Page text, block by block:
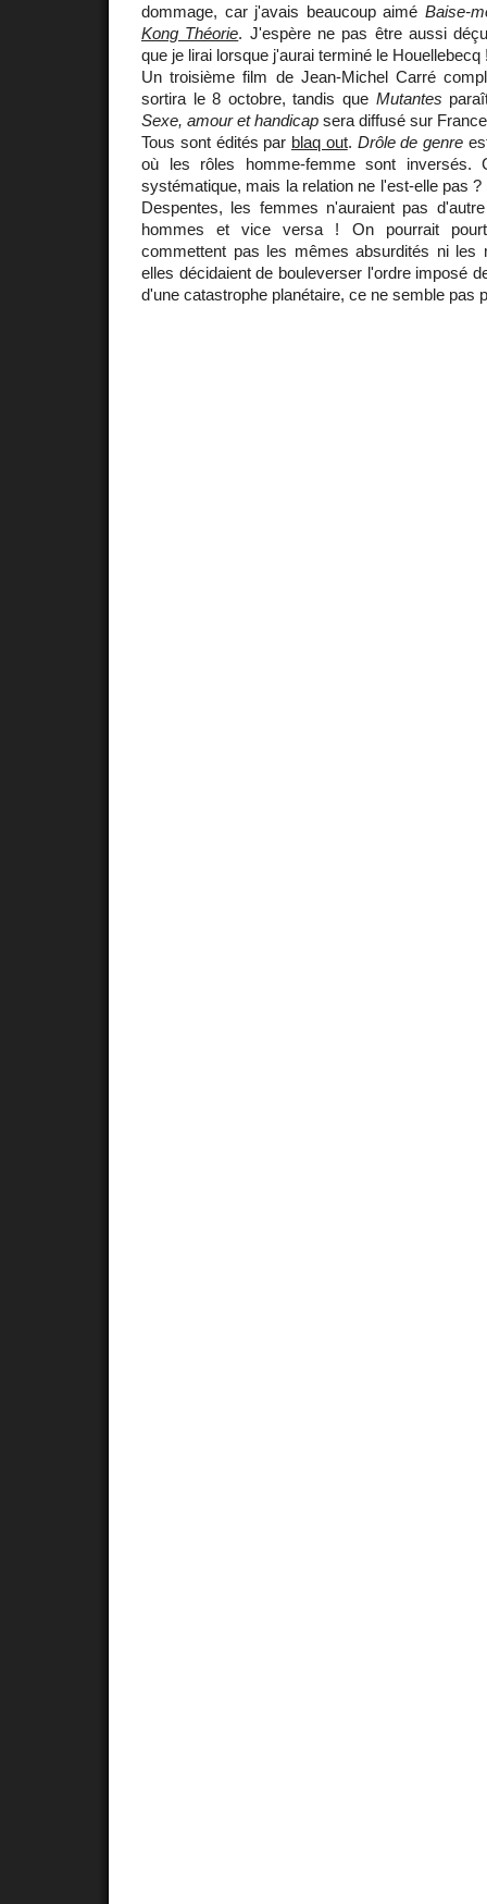
dommage, car j'avais beaucoup aimé Baise-
Kong Théorie. J'espère ne pas être aussi
que je lirai lorsque j'aurai terminé le Houellebecq
Un troisième film de Jean-Michel Carré
sortira le 8 octobre, tandis que Mutantes
Sexe, amour et handicap sera diffusé sur
Tous sont édités par blaq out. Drôle de genre
où les rôles homme-femme sont inversés.
systématique, mais la relation ne l'est-elle pas
Despentes, les femmes n'auraient pas
hommes et vice versa ! On pourrait
commettent pas les mêmes absurdités ni les
elles décidaient de bouleverser l'ordre imposé
d'une catastrophe planétaire, ce ne semble pas